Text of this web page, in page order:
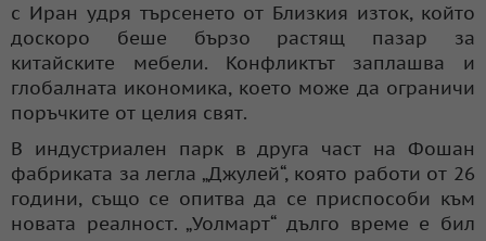
с Иран удря търсенето от Близкия изток, който
доскоро беше бързо растящ пазар за
китайските мебели. Конфликтът заплашва и
глобалната икономика, което може да ограничи
поръчките от целия свят.
В индустриален парк в друга част на Фошан
фабриката за легла „Джулей“, която работи от 26
години, също се опитва да се приспособи към
новата реалност. „Уолмарт“ дълго време е бил